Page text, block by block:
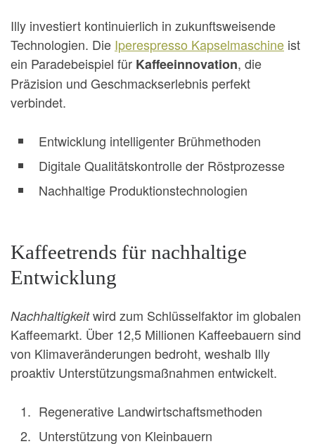
Illy investiert kontinuierlich in zukunftsweisende
Technologien. Die Iperespresso Kapselmaschine ist
ein Paradebeispiel für Kaffeeinnovation, die
Präzision und Geschmackserlebnis perfekt
verbindet.
Entwicklung intelligenter Brühmethoden
Digitale Qualitätskontrolle der Röstprozesse
Nachhaltige Produktionstechnologien
Kaffeetrends für nachhaltige
Entwicklung
Nachhaltigkeitwird zum Schlüsselfaktor im globalen
Kaffeemarkt. Über 12,5 Millionen Kaffeebauern sind
von Klimaveränderungen bedroht, weshalb Illy
proaktiv Unterstützungsmaßnahmen entwickelt.
Regenerative Landwirtschaftsmethoden
Unterstützung von Kleinbauern